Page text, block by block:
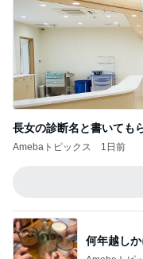
娘の未来
Amebaトピ
ジャンル人気記事ラ
ライ
2
妊娠
30」